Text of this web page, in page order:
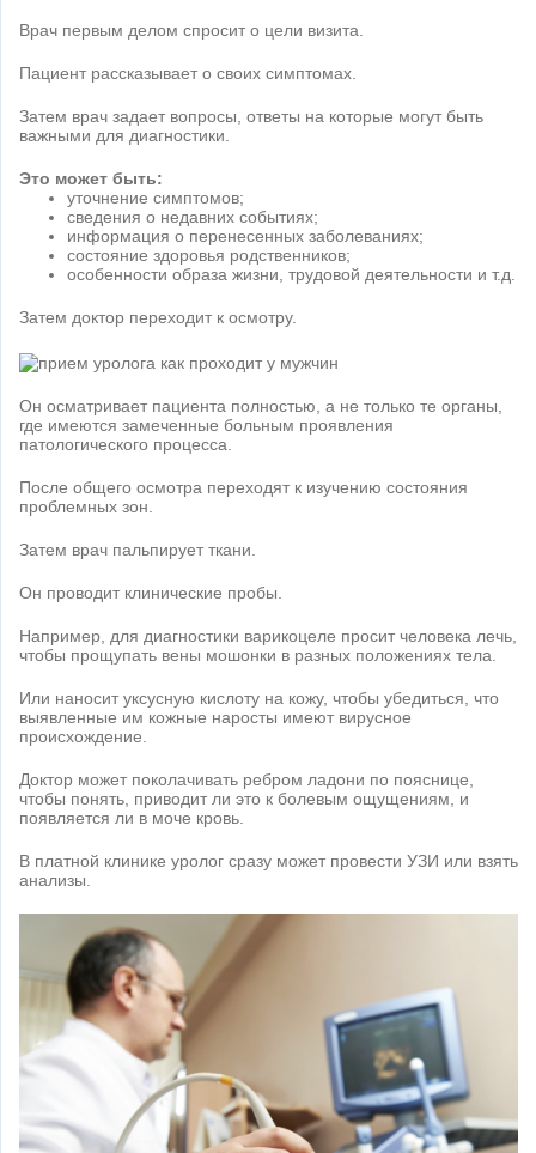
Врач первым делом спросит о цели визита.
Пациент рассказывает о своих симптомах.
Затем врач задает вопросы, ответы на которые могут быть
важными для диагностики.
Это может быть:
уточнение симптомов;
сведения о недавних событиях;
информация о перенесенных заболеваниях;
состояние здоровья родственников;
особенности образа жизни, трудовой деятельности и т.д.
Затем доктор переходит к осмотру.
Он осматривает пациента полностью, а не только те органы,
где имеются замеченные больным проявления
патологического процесса.
После общего осмотра переходят к изучению состояния
проблемных зон.
Затем врач пальпирует ткани.
Он проводит клинические пробы.
Например, для диагностики варикоцеле просит человека лечь,
чтобы прощупать вены мошонки в разных положениях тела.
Или наносит уксусную кислоту на кожу, чтобы убедиться, что
выявленные им кожные наросты имеют вирусное
происхождение.
Доктор может поколачивать ребром ладони по пояснице,
чтобы понять, приводит ли это к болевым ощущениям, и
появляется ли в моче кровь.
В платной клинике уролог сразу может провести УЗИ или взять
анализы.